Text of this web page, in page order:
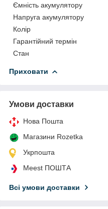
Ємність акумулятору
Напруга акумулятору
Колір
Гарантійний термін
Стан
Приховати
Умови доставки
Нова Пошта
Магазини Rozetka
Укрпошта
Meest ПОШТА
Всі умови доставки